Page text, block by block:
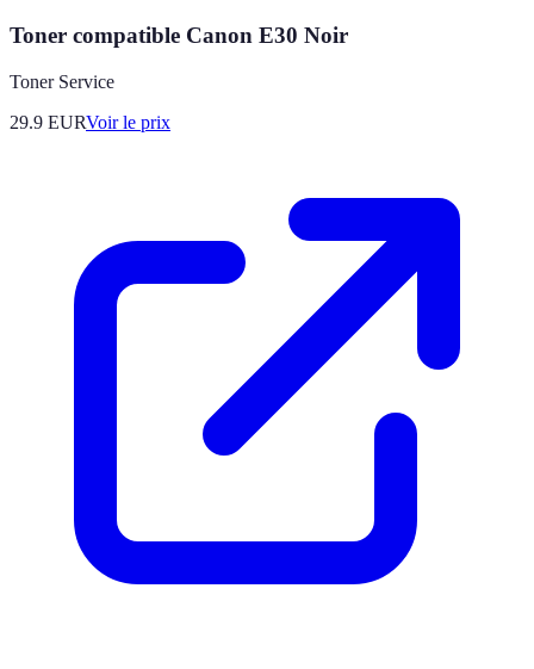
Toner compatible Canon E30 Noir
Toner Service
29.9 EURVoir le prix